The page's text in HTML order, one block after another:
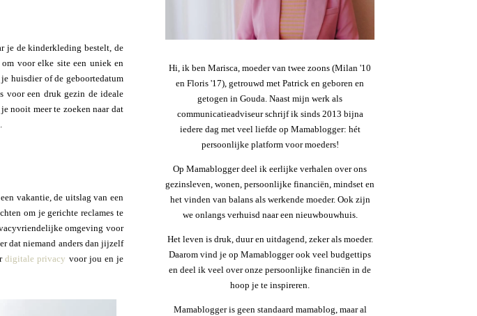
je de kinderkleding bestelt, de
voor elke site een uniek en
huisdier of de geboortedatum
voor een druk gezin de ideale
nooit meer te zoeken naar dat
vakantie, de uitslag van een
om je gerichte reclames te
omgeving voor
dat niemand anders dan jijzelf
digitale privacy voor jou en je
Hi, ik ben Marisca, moeder van twee zoons (Milan '10
en Floris '17), getrouwd met Patrick en geboren en
getogen in Gouda. Naast mijn werk als
communicatieadviseur schrijf ik sinds 2013 bijna
iedere dag met veel liefde op Mamablogger: hét
persoonlijke platform voor moeders!
Op Mamablogger deel ik eerlijke verhalen over ons
gezinsleven, wonen, persoonlijke financiën, mindset en
het vinden van balans als werkende moeder. Ook zijn
we onlangs verhuisd naar een nieuwbouwhuis.
Het leven is druk, duur en uitdagend, zeker als moeder.
Daarom vind je op Mamablogger ook veel budgettips
en deel ik veel over onze persoonlijke financiën in de
hoop je te inspireren.
Mamablogger is geen standaard mamablog, maar al